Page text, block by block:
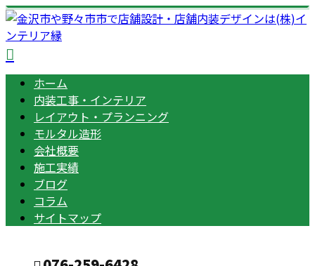
ホーム
内装工事・インテリア
レイアウト・プランニング
モルタル造形
会社概要
施工実績
ブログ
コラム
サイトマップ